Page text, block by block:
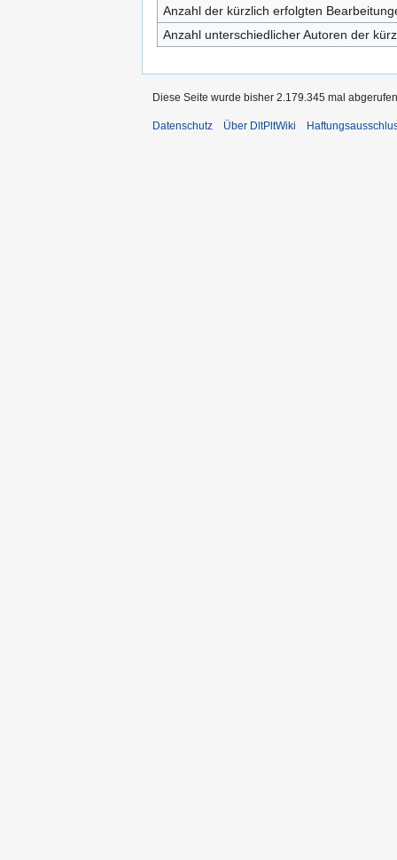
Anzahl der kürzlich erfolgten
Anzahl unterschiedlicher Autoren der
Diese Seite wurde bisher 2.179.345 mal
Datenschutz Über DltPltWiki